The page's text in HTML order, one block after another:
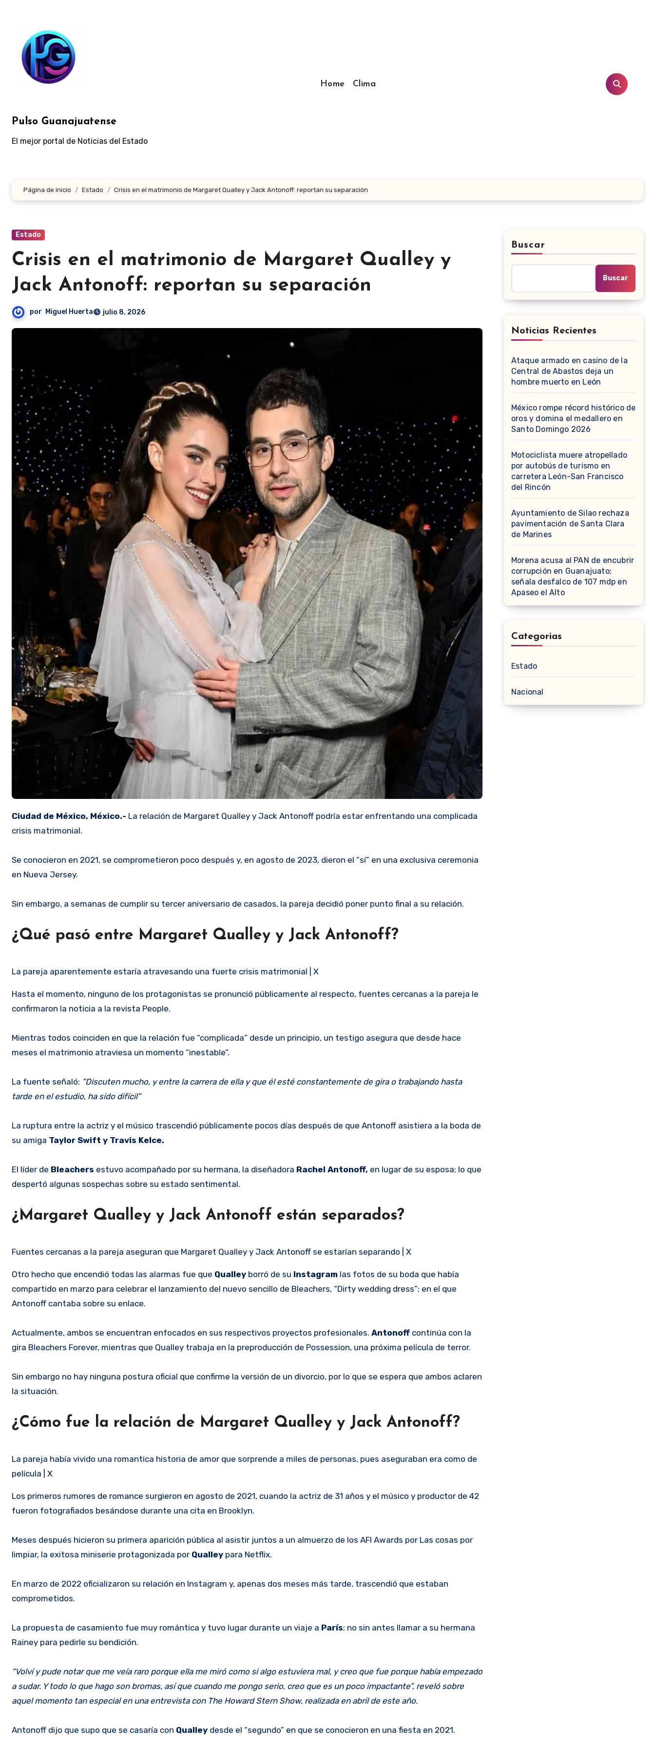
contenido
Pulso Guanajuatense
El mejor portal de Noticias del Estado
Home Clima
Página de inicio Estado Crisis en el matrimonio de Margaret Qualley y Jack Antonoff: reportan su separación
Estado
Crisis en el matrimonio de Margaret Qualley y
Jack Antonoff: reportan su separación
por Miguel Huerta julio 8, 2026
Ciudad de México, México.- La relación de Margaret Qualley y Jack Antonoff podría estar enfrentando una complicada
crisis matrimonial.
Se conocieron en 2021, se comprometieron poco después y, en agosto de 2023, dieron el “sí” en una exclusiva ceremonia
en Nueva Jersey.
Sin embargo, a semanas de cumplir su tercer aniversario de casados, la pareja decidió poner punto final a su relación.
¿Qué pasó entre Margaret Qualley y Jack Antonoff?
La pareja aparentemente estaría atravesando una fuerte crisis matrimonial | X
Hasta el momento, ninguno de los protagonistas se pronunció públicamente al respecto, fuentes cercanas a la pareja le
confirmaron la noticia a la revista People.
Mientras todos coinciden en que la relación fue “complicada” desde un principio, un testigo asegura que desde hace
meses el matrimonio atraviesa un momento “inestable”.
La fuente señaló: “Discuten mucho, y entre la carrera de ella y que él esté constantemente de gira o trabajando hasta
tarde en el estudio, ha sido difícil”
La ruptura entre la actriz y el músico trascendió públicamente pocos días después de que Antonoff asistiera a la boda de
su amiga Taylor Swift y Travis Kelce.
El líder de Bleachers estuvo acompañado por su hermana, la diseñadora Rachel Antonoff, en lugar de su esposa; lo que
despertó algunas sospechas sobre su estado sentimental.
¿Margaret Qualley y Jack Antonoff están separados?
Fuentes cercanas a la pareja aseguran que Margaret Qualley y Jack Antonoff se estarían separando | X
Otro hecho que encendió todas las alarmas fue que Qualley borró de su Instagram las fotos de su boda que había
compartido en marzo para celebrar el lanzamiento del nuevo sencillo de Bleachers, “Dirty wedding dress”; en el que
Antonoff cantaba sobre su enlace.
Actualmente, ambos se encuentran enfocados en sus respectivos proyectos profesionales. Antonoff continúa con la
gira Bleachers Forever, mientras que Qualley trabaja en la preproducción de Possession, una próxima película de terror.
Sin embargo no hay ninguna postura oficial que confirme la versión de un divorcio, por lo que se espera que ambos aclaren
la situación.
¿Cómo fue la relación de Margaret Qualley y Jack Antonoff?
La pareja había vivido una romantica historia de amor que sorprende a miles de personas, pues aseguraban era como de
película | X
Los primeros rumores de romance surgieron en agosto de 2021, cuando la actriz de 31 años y el músico y productor de 42
fueron fotografiados besándose durante una cita en Brooklyn.
Meses después hicieron su primera aparición pública al asistir juntos a un almuerzo de los AFI Awards por Las cosas por
limpiar, la exitosa miniserie protagonizada por Qualley para Netflix.
En marzo de 2022 oficializaron su relación en Instagram y, apenas dos meses más tarde, trascendió que estaban
comprometidos.
La propuesta de casamiento fue muy romántica y tuvo lugar durante un viaje a París; no sin antes llamar a su hermana
Rainey para pedirle su bendición.
“Volví y pude notar que me veía raro porque ella me miró como si algo estuviera mal, y creo que fue porque había empezado
a sudar. Y todo lo que hago son bromas, así que cuando me pongo serio, creo que es un poco impactante”, reveló sobre
aquel momento tan especial en una entrevista con The Howard Stern Show, realizada en abril de este año.
Antonoff dijo que supo que se casaría con Qualley desde el “segundo” en que se conocieron en una fiesta en 2021.
Buscar
Buscar
Noticias Recientes
Ataque armado en casino de la
Central de Abastos deja un
hombre muerto en León
México rompe récord histórico de
oros y domina el medallero en
Santo Domingo 2026
Motociclista muere atropellado
por autobús de turismo en
carretera León-San Francisco
del Rincón
Ayuntamiento de Silao rechaza
pavimentación de Santa Clara
de Marines
Morena acusa al PAN de encubrir
corrupción en Guanajuato;
señala desfalco de 107 mdp en
Apaseo el Alto
Categorias
Estado
Nacional